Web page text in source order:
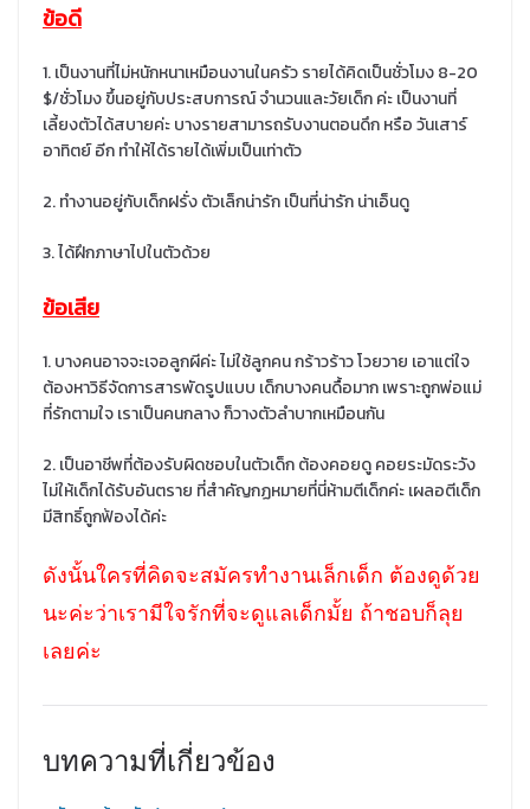
ข้อดี
1. เป็นงานที่ไม่หนักหนาเหมือนงานในครัว รายได้คิดเป็นชั่วโมง 8-20
$/ชั่วโมง ขึ้นอยู่กับประสบการณ์ จำนวนและวัยเด็ก ค่ะ เป็นงานที่
เลี้ยงตัวได้สบายค่ะ บางรายสามารถรับงานตอนดึก หรือ วันเสาร์
อาทิตย์ อีก ทำให้ได้รายได้เพิ่มเป็นเท่าตัว
2. ทำงานอยู่กับเด็กฝรั่ง ตัวเล็กน่ารัก เป็นที่น่ารัก น่าเอ็นดู
3. ได้ฝึกภาษาไปในตัวด้วย
ข้อเสีย
1. บางคนอาจจะเจอลูกผีค่ะ ไม่ใช้ลูกคน กร้าวร้าว โวยวาย เอาแต่ใจ
ต้องหาวิธีจัดการสารพัดรูปแบบ เด็กบางคนดื้อมาก เพราะถูกพ่อแม่
ที่รักตามใจ เราเป็นคนกลาง ก็วางตัวลำบากเหมือนกัน
2. เป็นอาชีพที่ต้องรับผิดชอบในตัวเด็ก ต้องคอยดู คอยระมัดระวัง
ไม่ให้เด็กได้รับอันตราย ที่สำคัญกฏหมายที่นี่ห้ามตีเด็กค่ะ เผลอตีเด็ก
มีสิทธิ์ถูกฟ้องได้ค่ะ
ดังนั้นใครที่คิดจะสมัครทำงานเล็กเด็ก ต้องดูด้วย
นะค่ะว่าเรามีใจรักที่จะดูแลเด็กมั้ย ถ้าชอบก็ลุย
เลยค่ะ
บทความที่เกี่ยวข้อง